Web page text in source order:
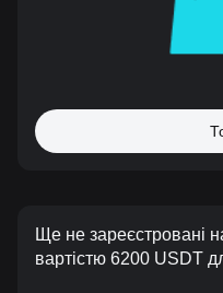
Ще не зареєстровані
вартістю 6200 USDT